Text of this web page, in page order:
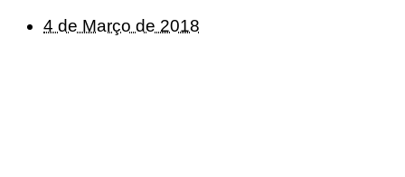
4 de Março de 2018